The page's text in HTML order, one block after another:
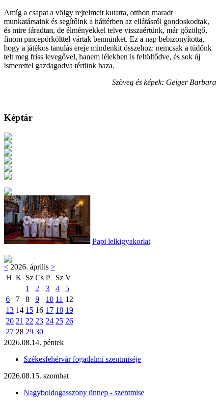
Amíg a csapat a völgy rejtelmeit kutatta, otthon maradt
munkatársaink és segítőink a háttérben az ellátásról gondoskodtak,
és mire fáradtan, de élményekkel telve visszaértünk, már gőzölgő,
finom pincepörkölttel vártak bennünket. Ez a nap bebizonyította,
hogy a játékos tanulás ereje mindenkit összehoz: nemcsak a tüdőnk
telt meg friss levegővel, hanem lélekben is feltöltődve, és sok új
ismerettel gazdagodva tértünk haza.
Szöveg és képek: Geiger Barbara
Képtár
Papi lelkigyakorlat
< 2026. április >
H K Sz Cs P Sz V
1
2 3 4
5
6
7 8 9 10 11 12
13 14 15 16 17 18 19
20 21 22 23 24 25 26
27 28 29 30
2026.08.14. péntek
Székesfehérvár fogadalmi szentmiséje
2026.08.15. szombat
Nagyboldogasszony ünnep - szentmise